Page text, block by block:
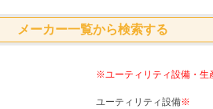
メーカー一覧から検索する
※ユーティリティ設備・生
ユーティリティ設備※